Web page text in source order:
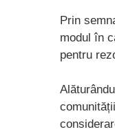
Prin
modul în
pentru